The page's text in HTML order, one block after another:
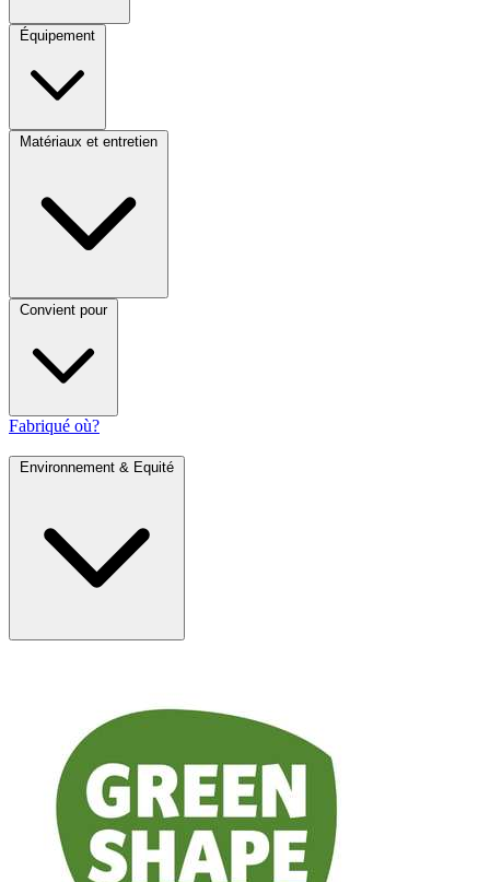
Équipement
Matériaux et entretien
Convient pour
Fabriqué où?
Environnement & Equité